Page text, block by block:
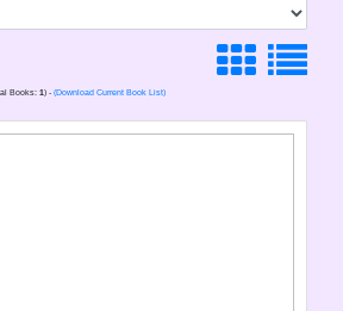
Books: 1) - (Download Current Book List)